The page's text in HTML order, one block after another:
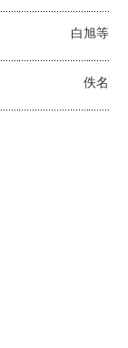
白旭等
佚名